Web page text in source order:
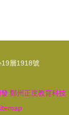
層1918號
鄭州正度教育科技